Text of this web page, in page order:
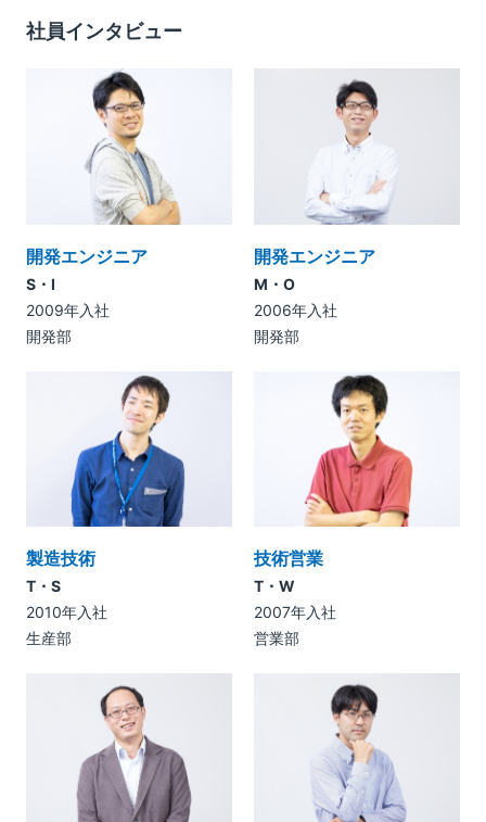
社員インタビュー
開発エンジニア
S・I
2009年入社
開発部
開発エンジニア
M・O
2006年入社
開発部
製造技術
T・S
2010年入社
生産部
技術営業
T・W
2007年入社
営業部